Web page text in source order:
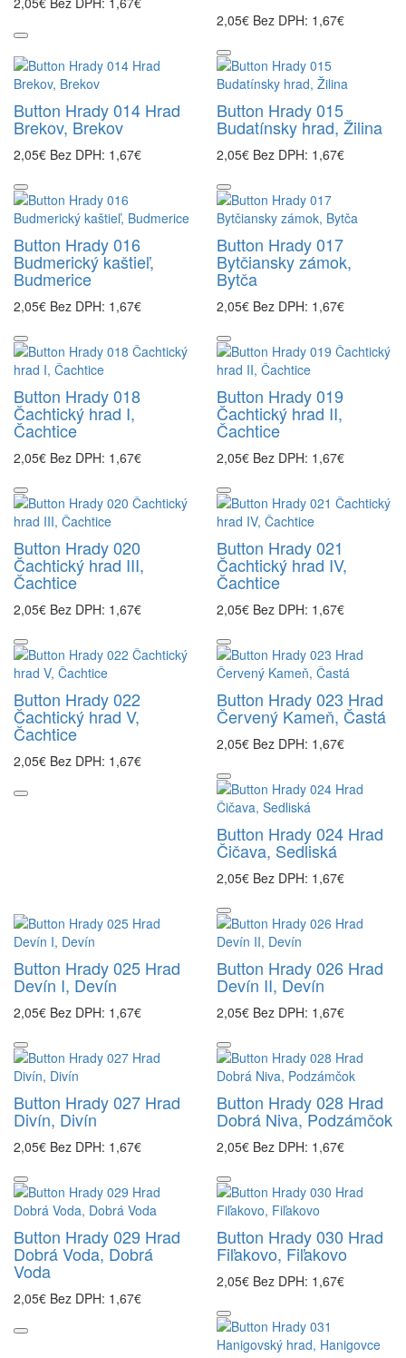
2,05€ Bez DPH: 1,67€
Button Hrady 014 Hrad
Brekov, Brekov
2,05€ Bez DPH: 1,67€
Button Hrady 015
Budatínsky hrad, Žilina
2,05€ Bez DPH: 1,67€
Button Hrady 016
Budmerický kaštieľ,
Budmerice
2,05€ Bez DPH: 1,67€
Button Hrady 017
Bytčiansky zámok,
Bytča
2,05€ Bez DPH: 1,67€
Button Hrady 018
Čachtický hrad I,
Čachtice
2,05€ Bez DPH: 1,67€
Button Hrady 019
Čachtický hrad II,
Čachtice
2,05€ Bez DPH: 1,67€
Button Hrady 020
Čachtický hrad III,
Čachtice
2,05€ Bez DPH: 1,67€
Button Hrady 021
Čachtický hrad IV,
Čachtice
2,05€ Bez DPH: 1,67€
Button Hrady 022
Čachtický hrad V,
Čachtice
2,05€ Bez DPH: 1,67€
Button Hrady 023 Hrad
Červený Kameň, Častá
2,05€ Bez DPH: 1,67€
Button Hrady 024 Hrad
Čičava, Sedliská
2,05€ Bez DPH: 1,67€
Button Hrady 025 Hrad
Devín I, Devín
2,05€ Bez DPH: 1,67€
Button Hrady 026 Hrad
Devín II, Devín
2,05€ Bez DPH: 1,67€
Button Hrady 027 Hrad
Divín, Divín
2,05€ Bez DPH: 1,67€
Button Hrady 028 Hrad
Dobrá Niva, Podzámčok
2,05€ Bez DPH: 1,67€
Button Hrady 029 Hrad
Dobrá Voda, Dobrá
Voda
2,05€ Bez DPH: 1,67€
Button Hrady 030 Hrad
Fiľakovo, Fiľakovo
2,05€ Bez DPH: 1,67€